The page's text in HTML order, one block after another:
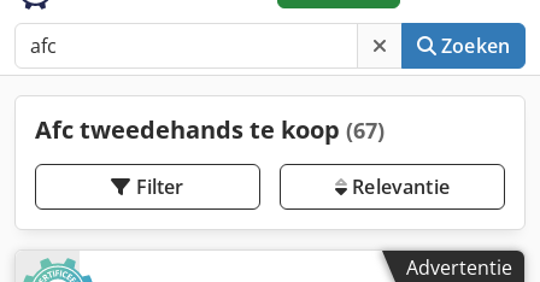
Zoeken
Afc tweedehands te koop (67)
Filter Relevantie
Advertentie